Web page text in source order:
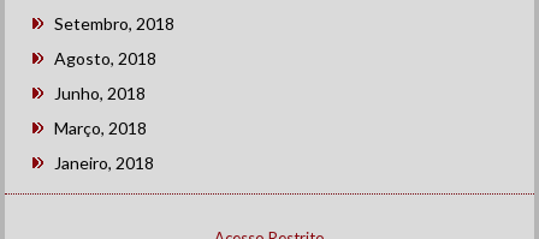
Setembro, 2018
Agosto, 2018
Junho, 2018
Março, 2018
Janeiro, 2018